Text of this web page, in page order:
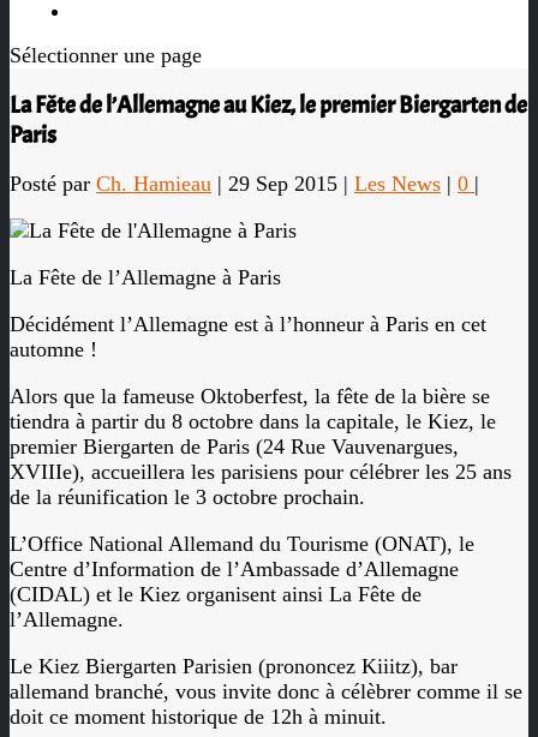
Sélectionner une page
La Fête de l’Allemagne au Kiez, le premier Biergarten de
Paris
Posté par Ch. Hamieau | 29 Sep 2015 | Les News | 0 |
La Fête de l’Allemagne à Paris
Décidément l’Allemagne est à l’honneur à Paris en cet
automne !
Alors que la fameuse Oktoberfest, la fête de la bière se
tiendra à partir du 8 octobre dans la capitale, le Kiez, le
premier Biergarten de Paris (24 Rue Vauvenargues,
XVIIIe), accueillera les parisiens pour célébrer les 25 ans
de la réunification le 3 octobre prochain.
L’Office National Allemand du Tourisme (ONAT), le
Centre d’Information de l’Ambassade d’Allemagne
(CIDAL) et le Kiez organisent ainsi La Fête de
l’Allemagne.
Le Kiez Biergarten Parisien (prononcez Kiiitz), bar
allemand branché, vous invite donc à célèbrer comme il se
doit ce moment historique de 12h à minuit.